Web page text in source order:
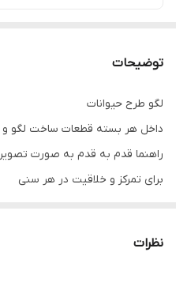
توضیحات
لگو طرح حیوانات
داخل هر بسته قطعات ساخت لگو و
راهنما قدم به قدم به صورت
برای تمرکز و خلاقیت در هر سنی
نظرات